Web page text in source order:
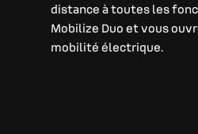
distance à toutes les
Mobilize Duo et vous
mobilité électrique.